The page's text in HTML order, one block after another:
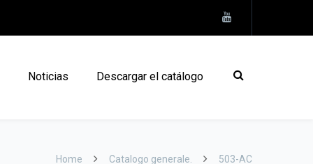
Noticias Descargar el catálogo
Home Catalogo generale.
503-AC